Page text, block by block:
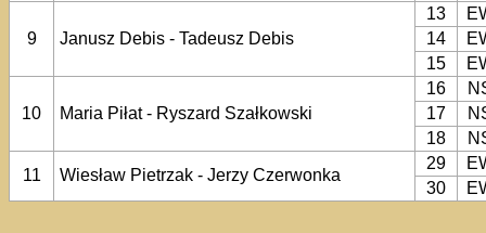
9 Janusz Debis - Tadeusz Debis
13
14
15
10 Maria Piłat - Ryszard Szałkowski
16
17
18
11
Wiesław Pietrzak - Jerzy Czerwonka
29
30